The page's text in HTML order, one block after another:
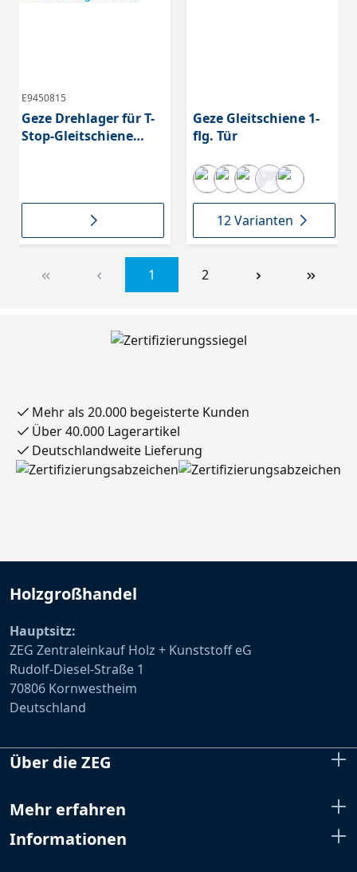
E9450815
Geze Drehlager für T-
Stop-Gleitschiene
Geze Gleitschiene 1-
flg. Tür
12 Varianten
1 2
Mehr als 20.000 begeisterte Kunden
Über 40.000 Lagerartikel
Deutschlandweite Lieferung
Holzgroßhandel
Hauptsitz:
ZEG Zentraleinkauf Holz + Kunststoff eG
Rudolf-Diesel-Straße 1
70806 Kornwestheim
Deutschland
Über die ZEG
Mehr erfahren
Informationen